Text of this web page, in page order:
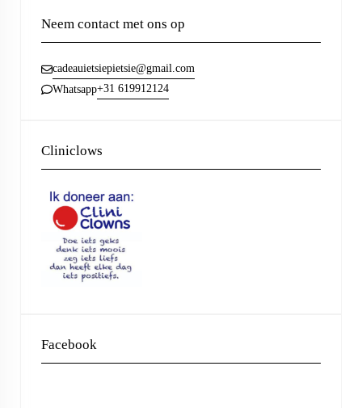
Neem contact met ons op
cadeauietsiepietsie@gmail.com
Whatsapp+31 619912124
Cliniclows
Facebook